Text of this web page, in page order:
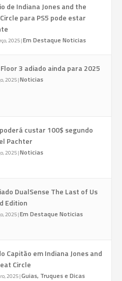
de Indiana Jones and the
para PS5 pode estar
2025|Em Destaque Noticias
3 adiado ainda para 2025
2025|Noticias
poderá custar 100$ segundo
Pachter
2025|Noticias
DualSense The Last of Us
Edition
2025|Em Destaque Noticias
Capitão em Indiana Jones and
Circle
2025|Guias, Truques e Dicas